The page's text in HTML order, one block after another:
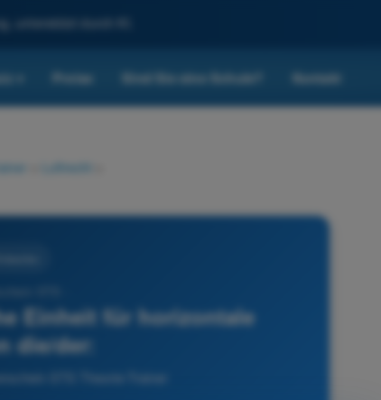
unterstützt durch KI.
Preise Sind Sie eine Schule? Kontakt
Luftrecht
Einheit für horizontale
die/der:
STS Theorie-Trainer